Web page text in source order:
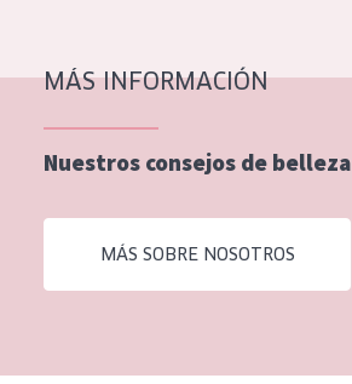
Piel madura
Piel menopáusica
EDAD
MÁS INFORMACIÓN
Nuestros consejos de belleza
MÁS SOBRE NOSOTROS